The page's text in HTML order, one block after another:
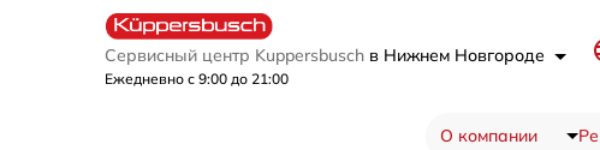
Сервисный центр Kuppersbusch в Нижнем Новгороде
Ежедневно с 9:00 до 21:00
О компании